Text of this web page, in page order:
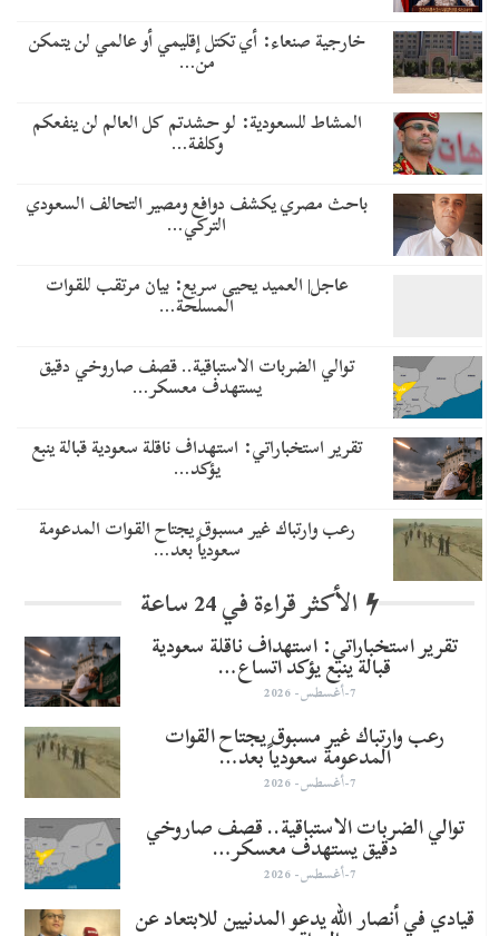
خارجية صنعاء: أي تكتل إقليمي أو عالمي لن يتمكن
من…
المشاط للسعودية: لو حشدتم كل العالم لن ينفعكم
وكلفة…
باحث مصري يكشف دوافع ومصير التحالف السعودي
التركي…
عاجل| العميد يحيى سريع: بيان مرتقب للقوات
المسلحة…
توالي الضربات الاستباقية.. قصف صاروخي دقيق
يستهدف معسكر…
تقرير استخباراتي: استهداف ناقلة سعودية قبالة ينبع
يؤكد…
رعب وارتباك غير مسبوق يجتاح القوات المدعومة
سعودياً بعد…
الأكثر قراءة في 24 ساعة
تقرير استخباراتي: استهداف ناقلة سعودية
قبالة ينبع يؤكد اتساع…
7-أغسطس- 2026
رعب وارتباك غير مسبوق يجتاح القوات
المدعومة سعودياً بعد…
7-أغسطس- 2026
توالي الضربات الاستباقية.. قصف صاروخي
دقيق يستهدف معسكر…
7-أغسطس- 2026
قيادي في أنصار الله يدعو المدنيين للابتعاد عن